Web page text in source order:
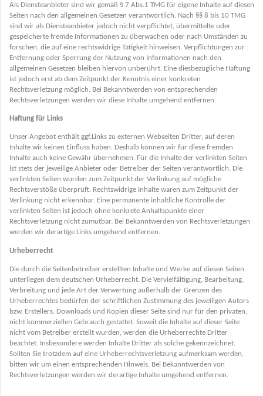
Als Diensteanbieter sind wir gemäß § 7 Abs.1 TMG für eigene Inhalte auf diesen
Seiten nach den allgemeinen Gesetzen verantwortlich. Nach §§ 8 bis 10 TMG
sind wir als Diensteanbieter jedoch nicht verpflichtet, übermittelte oder
gespeicherte fremde Informationen zu überwachen oder nach Umständen zu
forschen, die auf eine rechtswidrige Tätigkeit hinweisen. Verpflichtungen zur
Entfernung oder Sperrung der Nutzung von Informationen nach den
allgemeinen Gesetzen bleiben hiervon unberührt. Eine diesbezügliche Haftung
ist jedoch erst ab dem Zeitpunkt der Kenntnis einer konkreten
Rechtsverletzung möglich. Bei Bekanntwerden von entsprechenden
Rechtsverletzungen werden wir diese Inhalte umgehend entfernen.
Haftung für Links
Unser Angebot enthält ggf.Links zu externen Webseiten Dritter, auf deren
Inhalte wir keinen Einfluss haben. Deshalb können wir für diese fremden
Inhalte auch keine Gewähr übernehmen. Für die Inhalte der verlinkten Seiten
ist stets der jeweilige Anbieter oder Betreiber der Seiten verantwortlich. Die
verlinkten Seiten wurden zum Zeitpunkt der Verlinkung auf mögliche
Rechtsverstöße überprüft. Rechtswidrige Inhalte waren zum Zeitpunkt der
Verlinkung nicht erkennbar. Eine permanente inhaltliche Kontrolle der
verlinkten Seiten ist jedoch ohne konkrete Anhaltspunkte einer
Rechtsverletzung nicht zumutbar. Bei Bekanntwerden von Rechtsverletzungen
werden wir derartige Links umgehend entfernen.
Urheberrecht
Die durch die Seitenbetreiber erstellten Inhalte und Werke auf diesen Seiten
unterliegen dem deutschen Urheberrecht. Die Vervielfältigung, Bearbeitung,
Verbreitung und jede Art der Verwertung außerhalb der Grenzen des
Urheberrechtes bedürfen der schriftlichen Zustimmung des jeweiligen Autors
bzw. Erstellers. Downloads und Kopien dieser Seite sind nur für den privaten,
nicht kommerziellen Gebrauch gestattet. Soweit die Inhalte auf dieser Seite
nicht vom Betreiber erstellt wurden, werden die Urheberrechte Dritter
beachtet. Insbesondere werden Inhalte Dritter als solche gekennzeichnet.
Sollten Sie trotzdem auf eine Urheberrechtsverletzung aufmerksam werden,
bitten wir um einen entsprechenden Hinweis. Bei Bekanntwerden von
Rechtsverletzungen werden wir derartige Inhalte umgehend entfernen.